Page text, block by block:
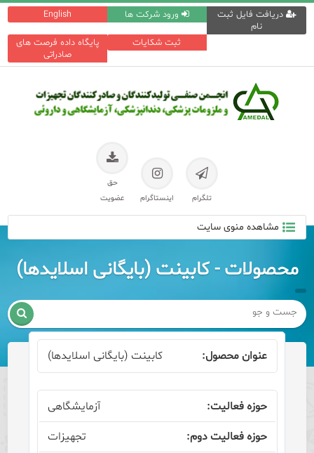
English ورود شرکت ها
دریافت فایل ثبت
نام
پایگاه داده فرصت های
صادراتی
ثبت شکایات
تلگرام اینستاگرام
حق
عضویت
مشاهده منوی سایت
محصولات - کابینت (بایگانی اسلایدها)

کابینت (بایگانی اسلایدها)
آزمایشگاهی
تجهیزات